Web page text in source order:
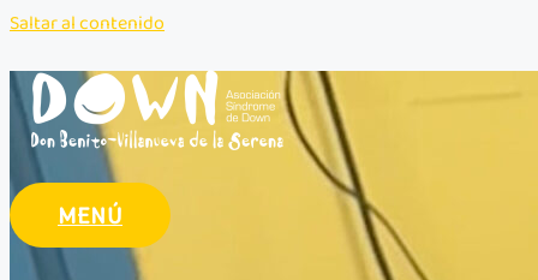
Saltar al contenido
MENÚ